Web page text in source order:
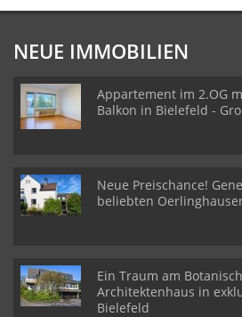
NEUE IMMOBILIEN
Appartement im 2.OG
Balkon in Bielefeld -
Neue Preischance!
beliebten
Ein Traum am
Architektenhaus in
Bielefeld